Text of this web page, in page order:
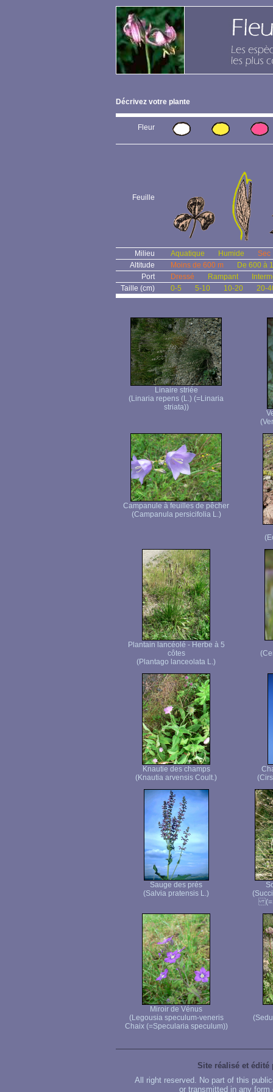
Décrivez votre plante
Fleur
Feuille
Milieu Aquatique Humide
Sec
Altitude
Moins de 600 m
De 600 à
Port
Dressé Rampant
Taille (cm)
0-5 5-10 10-20 20-
Linaire striée
(Linaria repens (L.) (=Linaria
striata))
Campanule à feuilles de pêcher
(Campanula persicifolia L.)
Plantain lancéolé - Herbe à 5
côtes
(Plantago lanceolata L.)
Knautie des champs
(Knautia arvensis Coult.)
Sauge des prés
(Salvia pratensis L.)
Miroir de Vénus
(Legousia speculum-veneris
Chaix (=Specularia speculum))
Site réalisé et édité
All right reserved. No part of this
or transmitted in any